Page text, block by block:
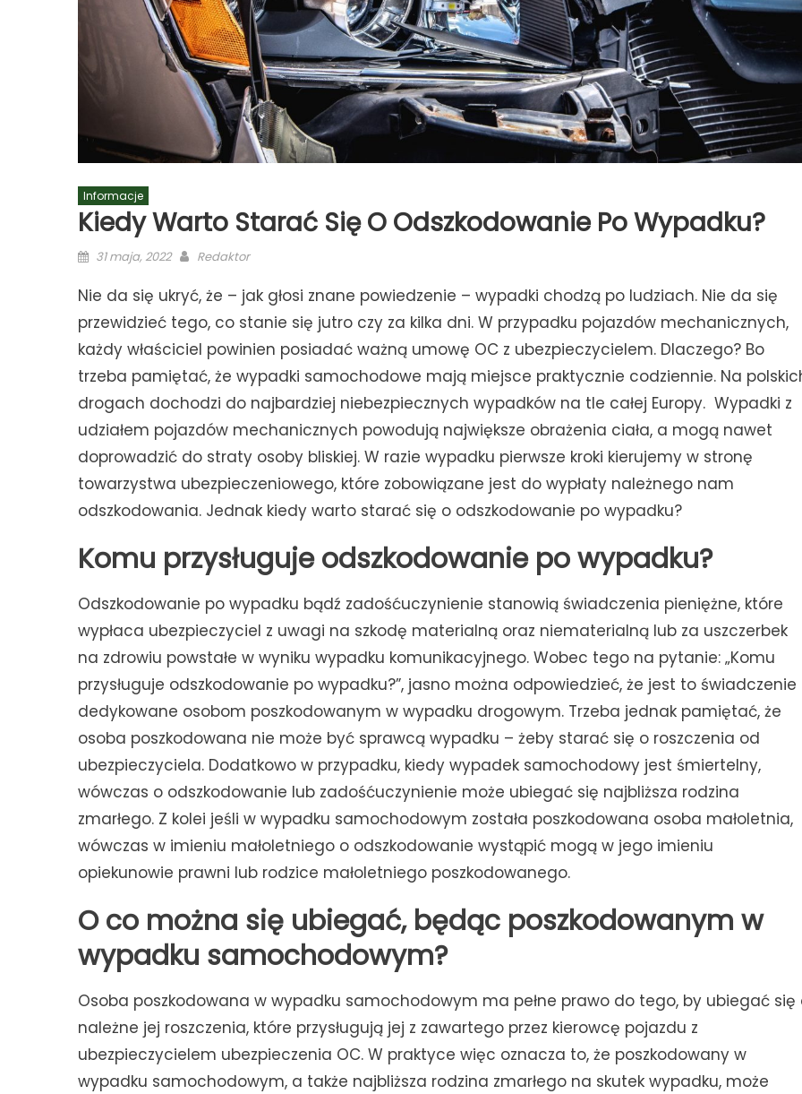
Informacje
Kiedy Warto Starać Się O Odszkodowanie Po Wypadku?
Posted
31 maja, 2022 Author
Redaktor
Nie da się ukryć, że – jak głosi znane powiedzenie – wypadki chodzą po ludziach. Nie da się
przewidzieć tego, co stanie się jutro czy za kilka dni. W przypadku pojazdów mechanicznych,
każdy właściciel powinien posiadać ważną umowę OC z ubezpieczycielem. Dlaczego? Bo
trzeba pamiętać, że wypadki samochodowe mają miejsce praktycznie codziennie. Na
drogach dochodzi do najbardziej niebezpiecznych wypadków na tle całej Europy. Wypadki z
udziałem pojazdów mechanicznych powodują największe obrażenia ciała, a mogą nawet
doprowadzić do straty osoby bliskiej. W razie wypadku pierwsze kroki kierujemy w stronę
towarzystwa ubezpieczeniowego, które zobowiązane jest do wypłaty należnego nam
odszkodowania. Jednak kiedy warto starać się o odszkodowanie po wypadku?
Komu przysługuje odszkodowanie po wypadku?
Odszkodowanie po wypadku bądź zadośćuczynienie stanowią świadczenia pieniężne, które
wypłaca ubezpieczyciel z uwagi na szkodę materialną oraz niematerialną lub za uszczerbek
na zdrowiu powstałe w wyniku wypadku komunikacyjnego. Wobec tego na pytanie: „Komu
przysługuje odszkodowanie po wypadku?”, jasno można odpowiedzieć, że jest to świadczenie
dedykowane osobom poszkodowanym w wypadku drogowym. Trzeba jednak pamiętać, że
osoba poszkodowana nie może być sprawcą wypadku – żeby starać się o roszczenia od
ubezpieczyciela. Dodatkowo w przypadku, kiedy wypadek samochodowy jest śmiertelny,
wówczas o odszkodowanie lub zadośćuczynienie może ubiegać się najbliższa rodzina
zmarłego. Z kolei jeśli w wypadku samochodowym została poszkodowana osoba małoletnia,
wówczas w imieniu małoletniego o odszkodowanie wystąpić mogą w jego imieniu
opiekunowie prawni lub rodzice małoletniego poszkodowanego.
O co można się ubiegać, będąc poszkodowanym w
wypadku samochodowym?
Osoba poszkodowana w wypadku samochodowym ma pełne prawo do tego, by ubiegać się
należne jej roszczenia, które przysługują jej z zawartego przez kierowcę pojazdu z
ubezpieczycielem ubezpieczenia OC. W praktyce więc oznacza to, że poszkodowany w
wypadku samochodowym, a także najbliższa rodzina zmarłego na skutek wypadku, może